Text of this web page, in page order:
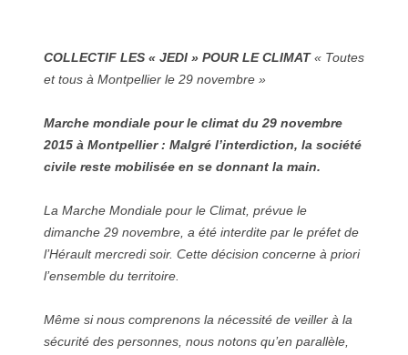
COLLECTIF LES « JEDI » POUR LE CLIMAT« Toutes
et tous à Montpellier le 29 novembre »
Marche mondiale pour le climat du 29 novembre
2015 à Montpellier : Malgré l’interdiction, la société
civile reste mobilisée en se donnant la main.
La Marche Mondiale pour le Climat, prévue le
dimanche 29 novembre, a été interdite par le préfet de
l’Hérault mercredi soir. Cette décision concerne à priori
l’ensemble du territoire.
Même si nous comprenons la nécessité de veiller à la
sécurité des personnes, nous notons qu’en parallèle,